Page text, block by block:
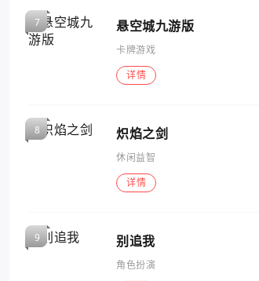
悬空城九游版
卡牌游戏
详情
炽焰之剑
休闲益智
详情
别追我
角色扮演